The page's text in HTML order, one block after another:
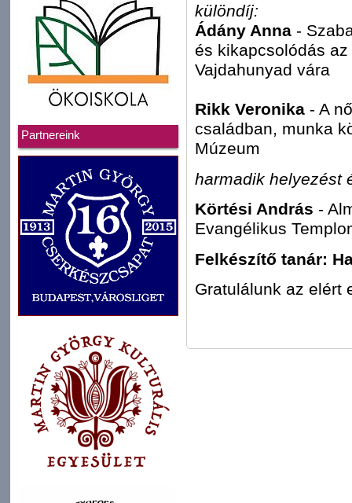
Partnereink
különdíj:
Ádány Anna -
és kikapcsolódás
Vajdahunyad vára
Rikk Veronika - A
családban, munka
Múzeum
harmadik helyezést
Körtési András -
Evangélikus
Felkészítő tanár:
Gratulálunk az elért